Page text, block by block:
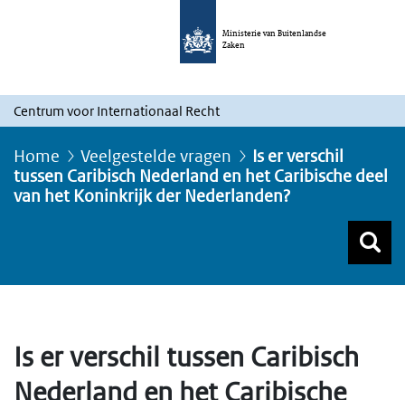
Ministerie van Buitenlandse
Zaken
Centrum voor Internationaal Recht
Home Veelgestelde vragen
Is er verschil
tussen Caribisch Nederland en het Caribische deel
van het Koninkrijk der Nederlanden?
Is er verschil tussen Caribisch
Nederland en het Caribische